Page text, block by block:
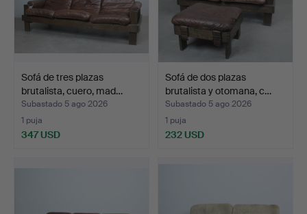
Sofá de tres plazas
brutalista, cuero, mad…
Subastado 5 ago 2026
1 puja
347 USD
Sofá de dos plazas
brutalista y otomana, c…
Subastado 5 ago 2026
1 puja
232 USD